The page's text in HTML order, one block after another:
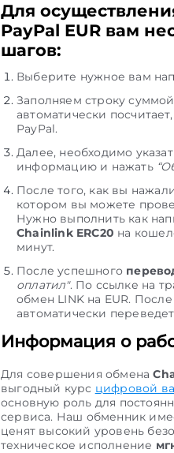
Для
PayPal EUR вам
шагов:
Выберите нужное вам
Заполняем строку
автоматически
PayPal.
Далее, необходимо
информацию и нажать
После того, как вы
котором вы можете
Нужно выполнить как
Chainlink ERC20 на
минут.
После успешного
оплатил". По ссылке на
обмен LINK на EUR.
автоматически
Информация о
Для совершения обмена
выгодный курс цифровой
основную роль для
сервиса. Наш обменник
ценят высокий уровень
техническое исполнение